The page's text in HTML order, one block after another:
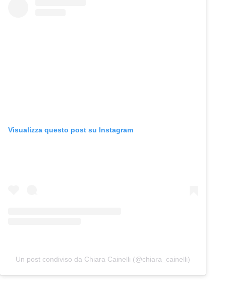
Visualizza questo post su Instagram
Un post condiviso da Chiara Cainelli (@chiara_cainelli)